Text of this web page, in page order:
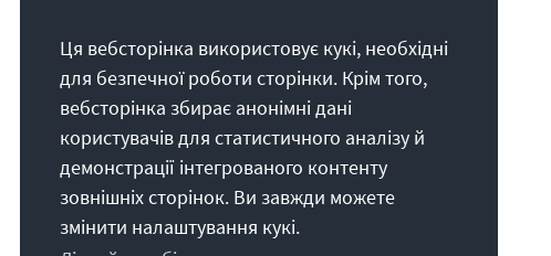
Наше покликання
Die Konrad-Adenauer-Stiftung setzt sich
national und international durch politische
Bildung für Frieden, Freiheit und
Gerechtigkeit ein. Wir fördern und bewahren
freiheitliche Demokratie, die Soziale
Marktwirtschaft und die Entwicklung und
Ця вебсторінка використовує кукі, необхідні
для безпечної роботи сторінки. Крім того,
вебсторінка збирає анонімні дані
користувачів для статистичного аналізу й
демонстрації інтегрованого контенту
зовнішніх сторінок. Ви завжди можете
змінити налаштування кукі.